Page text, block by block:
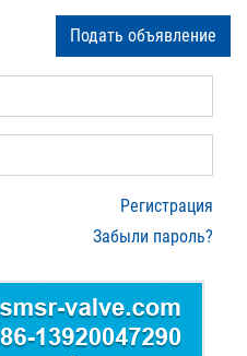
Подать объявление
Регистрация
Забыли пароль?